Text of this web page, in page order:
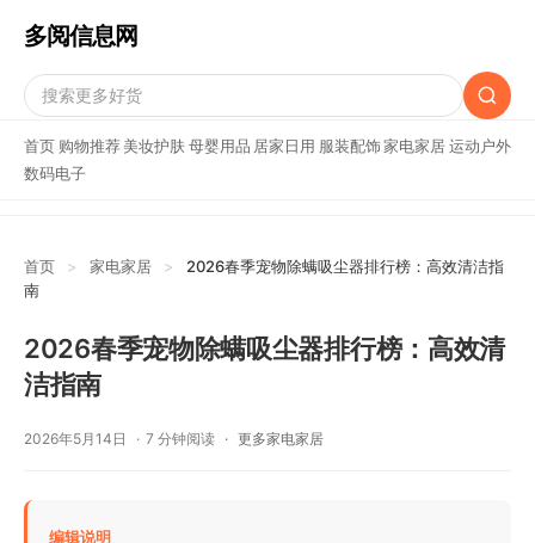
多阅信息网
首页 购物推荐 美妆护肤母婴用品 居家日用 服装配饰家电家居运动户外
数码电子
首页 > 家电家居 >
2026春季宠物除螨吸尘器排行榜：高效清洁指
南
2026春季宠物除螨吸尘器排行榜：高效清
洁指南
2026年5月14日 7 分钟阅读 更多家电家居
编辑说明